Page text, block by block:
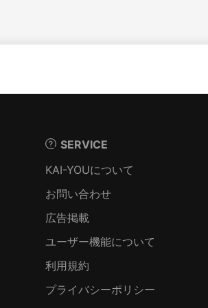
SERVICE
KAI-YOUについて
お問い合わせ
広告掲載
ユーザー機能について
利用規約
プライバシーポリシー